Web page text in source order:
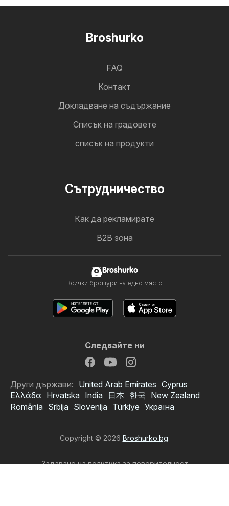
Broshurko
FAQ
Контакт
Докладване на съдържание
Cписък на градовете
списък на продукти
Cътрудничество
Как да рекламирате
B2B зона
Broshurko
Всички брошури на едно място
Следвайте ни
Други държави: United Arab Emirates Cyprus
Ελλάδα Hrvatska India 日本 한국 New Zealand
România Srbija Slovenija Türkiye Україна
Copyright © 2026 Broshurko.bg.
Задаване на политика за поверителност